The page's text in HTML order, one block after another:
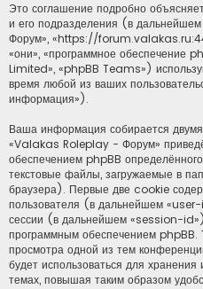
Это соглашение подробно
и его подразделения (в
Форум», «https://
«они», «программное обеспечение
Limited», «phpBB Teams»)
время любой из ваших
информация»).
Ваша информация собирается
«Valakas Roleplay - Форум»
обеспечением phpBB
текстовые файлы, загружаемые в
браузера). Первые две cookie
пользователя (в дальнейшем
сессии (в дальнейшем «session-
программным обеспечением phpBB.
просмотра одной из тем
будет использоваться для
темах, повышая таким образом